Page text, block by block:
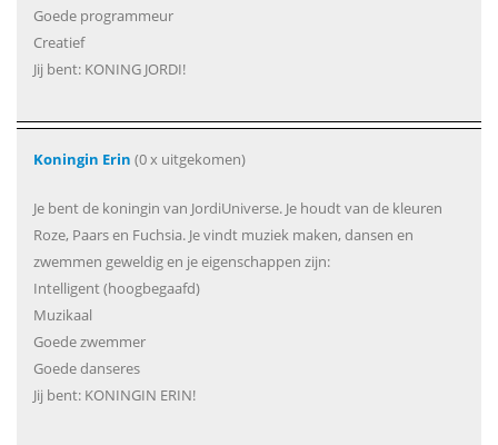
Goede programmeur
Creatief
Jij bent: KONING JORDI!
Koningin Erin (0 x uitgekomen)
Je bent de koningin van JordiUniverse. Je houdt van de kleuren
Roze, Paars en Fuchsia. Je vindt muziek maken, dansen en
zwemmen geweldig en je eigenschappen zijn:
Intelligent (hoogbegaafd)
Muzikaal
Goede zwemmer
Goede danseres
Jij bent: KONINGIN ERIN!